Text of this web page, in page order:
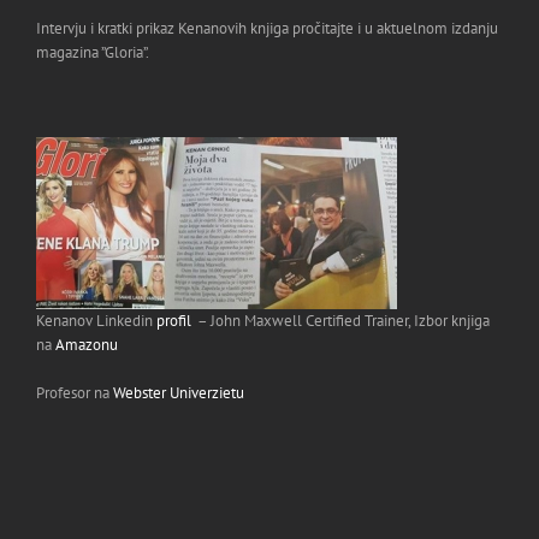
Intervju i kratki prikaz Kenanovih knjiga pročitajte i u aktuelnom izdanju
magazina ”Gloria”.
Kenanov Linkedin profil – John Maxwell Certified Trainer, Izbor knjiga
naAmazonu
Profesor naWebster Univerzietu